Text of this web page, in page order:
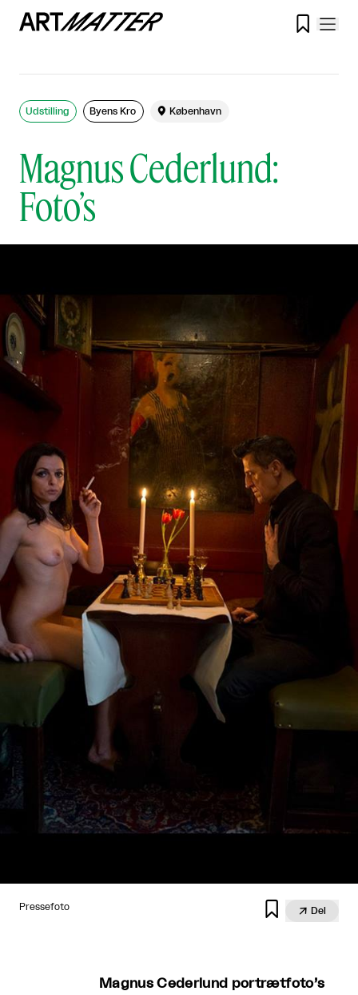

Magnus Cederlund:
Foto’s
Udstilling Byens Kro  København
Pressefoto   Del
Magnus Cederlund portrætfoto’s